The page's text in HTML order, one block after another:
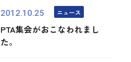
2012.10.25 ニュース
PTA集会がおこなわれまし
た。